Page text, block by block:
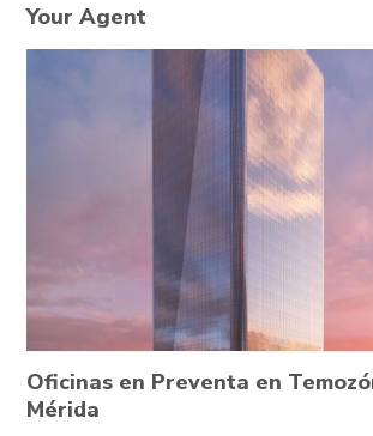
Your Agent
Oficinas en Preventa en
Mérida